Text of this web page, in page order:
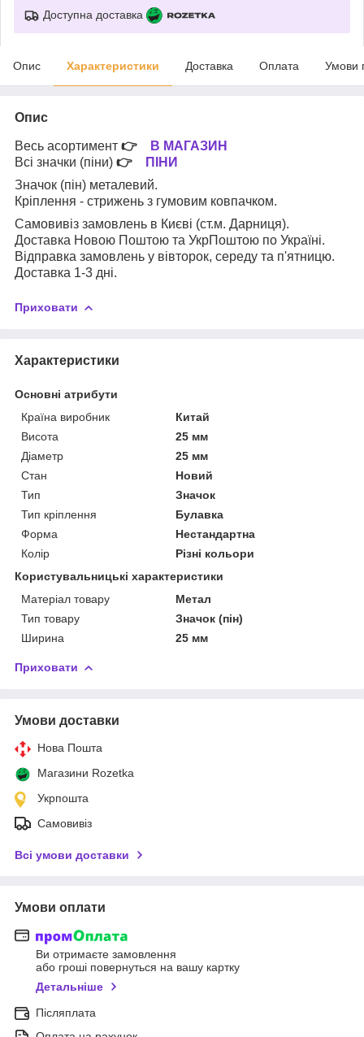
Доступна доставка
Опис Характеристики Доставка Оплата Умови
Опис
Весь асортимент 👉
В МАГАЗИН
Всі значки (піни) 👉
ПІНИ
Значок (пін) металевий.
Кріплення - стрижень з гумовим ковпачком.
Самовивіз замовлень в Києві (ст.м. Дарниця).
Доставка Новою Поштою та УкрПоштою по Україні.
Відправка замовлень у вівторок, середу та п'ятницю.
Доставка 1-3 дні.
Приховати
Характеристики
Основні атрибути
Країна виробник
Китай
Висота
25 мм
Діаметр
25 мм
Стан
Новий
Тип
Значок
Тип кріплення
Булавка
Форма
Нестандартна
Колір
Різні кольори
Користувальницькі характеристики
Матеріал товару
Метал
Тип товару
Значок (пін)
Ширина
25 мм
Приховати
Умови доставки
Нова Пошта
Магазини Rozetka
Укрпошта
Самовивіз
Всі умови доставки
Умови оплати
Ви отримаєте замовлення
або гроші повернуться на вашу картку
Детальніше
Післяплата